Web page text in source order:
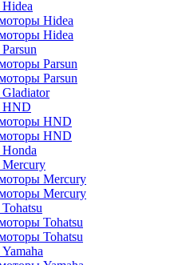
Hidea
Hidea
Parsun
Parsun
HND
HND
HND
Mercury
Mercury
Tohatsu
Tohatsu